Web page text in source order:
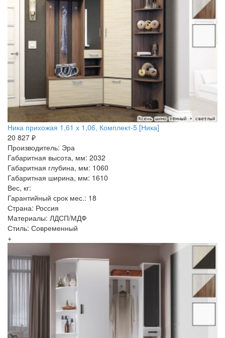
Ника прихожая 1,61 х 1,06, Комплект-5 [Ника]
20 827 ₽
Производитель: Эра
Габаритная высота, мм: 2032
Габаритная глубина, мм: 1060
Габаритная ширина, мм: 1610
Вес, кг:
Гарантийный срок мес.: 18
Страна: Россия
Материалы: ЛДСП/МДФ
Стиль: Современный
+